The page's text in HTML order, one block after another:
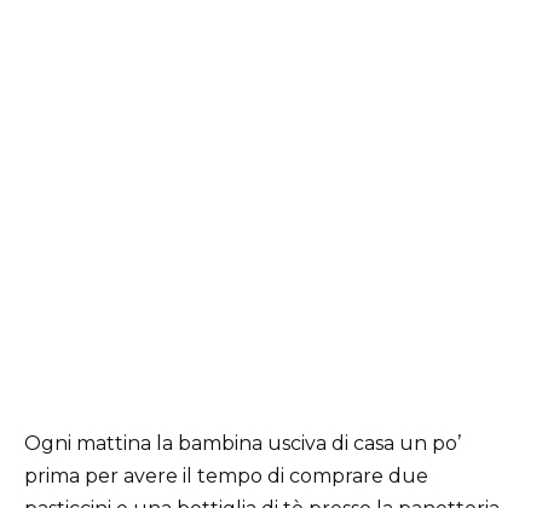
Ogni mattina la bambina usciva di casa un po’
prima per avere il tempo di comprare due